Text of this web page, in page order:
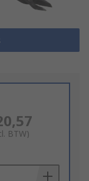
BTW)